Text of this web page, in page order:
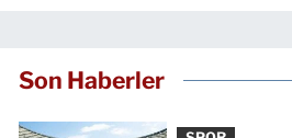
Son Haberler